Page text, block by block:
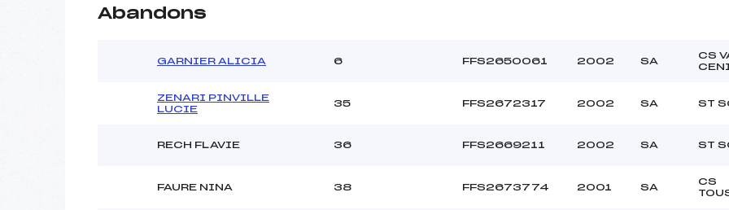
Abandons
GARNIER ALICIA 6 FFS2650061 2002 SA
CS
ZENARI PINVILLE
LUCIE
35 FFS2672317 2002 SA ST
RECH FLAVIE 36 FFS2669211 2002 SA ST
FAURE NINA 38 FFS2673774 2001 SA
CS